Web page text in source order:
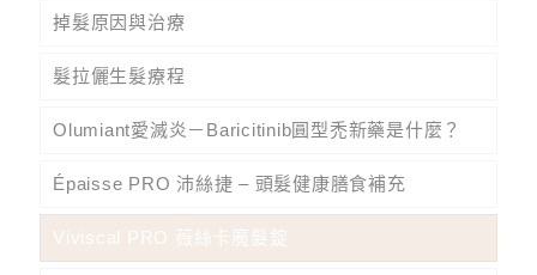
掉髮原因與治療
髮拉儷生髮療程
Olumiant愛滅炎－Baricitinib圓型禿新藥是什麼？
Épaisse PRO 沛絲捷 – 頭髮健康膳食補充
Viviscal PRO 薇絲卡魔髮錠